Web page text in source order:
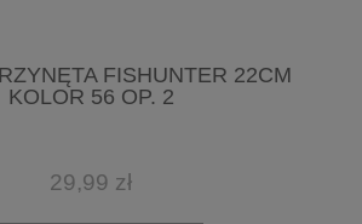
FISHUNTER 22CM
KOLOR 56 OP. 2
29,99 zł